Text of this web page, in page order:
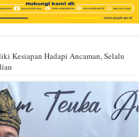
Kesiapan Hadapi Ancaman, Selalu